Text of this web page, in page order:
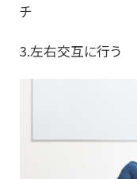
チ
3.左右交互に行う